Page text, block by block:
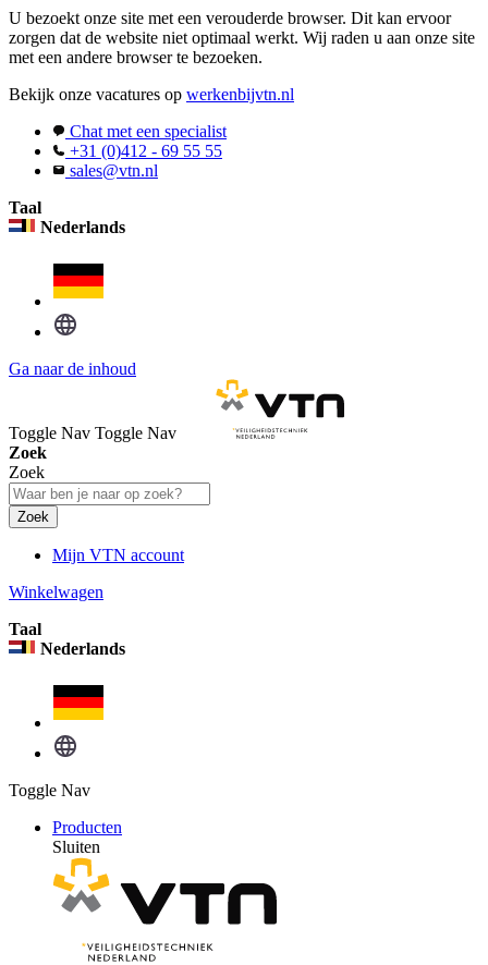
U bezoekt onze site met een verouderde browser. Dit kan ervoor
zorgen dat de website niet optimaal werkt. Wij raden u aan onze site
met een andere browser te bezoeken.
Bekijk onze vacatures op werkenbijvtn.nl
Chat met een specialist
+31 (0)412 - 69 55 55
sales@vtn.nl
Taal
Nederlands
Ga naar de inhoud
Toggle Nav Toggle Nav
Zoek
Zoek
Zoek
Mijn VTN account
Winkelwagen
Taal
Nederlands
Toggle Nav
Producten
Sluiten